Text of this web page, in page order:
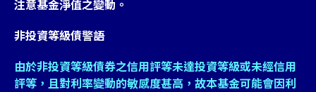
注意基金淨值之變動。
非投資等級債警語
由於非投資等級債券之信用評等未達投資等級或未經信用
評等，且對利率變動的敏感度甚高，故本基金可能會因利